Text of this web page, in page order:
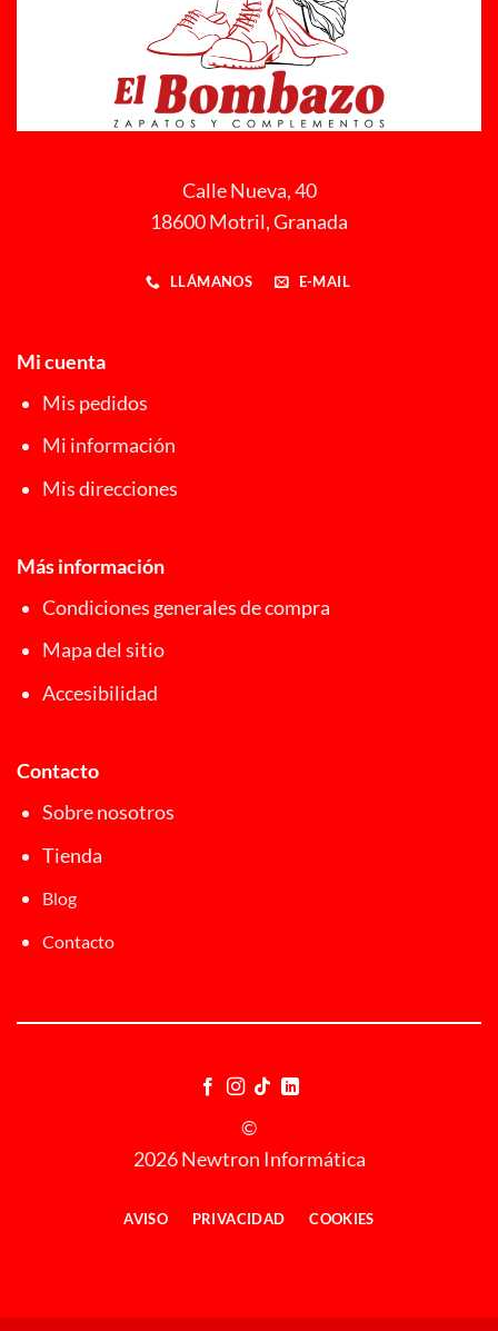
Calle Nueva, 40
18600 Motril, Granada
LLÁMANOS E-MAIL
Mi cuenta
Mis pedidos
Mi información
Mis direcciones
Más información
Condiciones generales de compra
Mapa del sitio
Accesibilidad
Contacto
Sobre nosotros
Tienda
Blog
Contacto
©
2026 Newtron Informática
AVISO PRIVACIDAD COOKIES